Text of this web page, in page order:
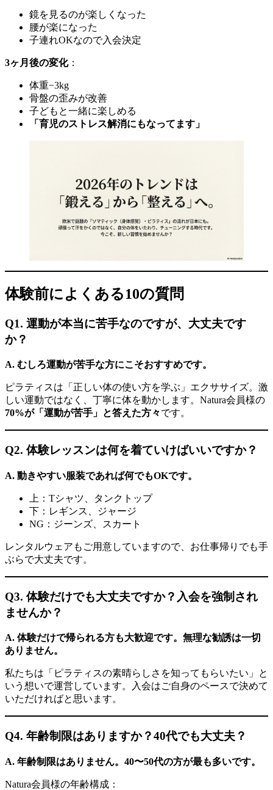
鏡を見るのが楽しくなった
腰が楽になった
子連れOKなので入会決定
3ヶ月後の変化：
体重−3kg
骨盤の歪みが改善
子どもと一緒に楽しめる
「育児のストレス解消にもなってます」
体験前によくある10の質問
Q1. 運動が本当に苦手なのですが、大丈夫です
か？
A. むしろ運動が苦手な方にこそおすすめです。
ピラティスは「正しい体の使い方を学ぶ」エクササイズ。激
しい運動ではなく、丁寧に体を動かします。Natura会員様の
70%が「運動が苦手」と答えた方々です。
Q2. 体験レッスンは何を着ていけばいいですか？
A. 動きやすい服装であれば何でもOKです。
上：Tシャツ、タンクトップ
下：レギンス、ジャージ
NG：ジーンズ、スカート
レンタルウェアもご用意していますので、お仕事帰りでも手
ぶらで大丈夫です。
Q3. 体験だけでも大丈夫ですか？入会を強制され
ませんか？
A. 体験だけで帰られる方も大歓迎です。無理な勧誘は一切
ありません。
私たちは「ピラティスの素晴らしさを知ってもらいたい」と
いう想いで運営しています。入会はご自身のペースで決めて
いただければと思います。
Q4. 年齢制限はありますか？40代でも大丈夫？
A. 年齢制限はありません。40〜50代の方が最も多いです。
Natura会員様の年齢構成：